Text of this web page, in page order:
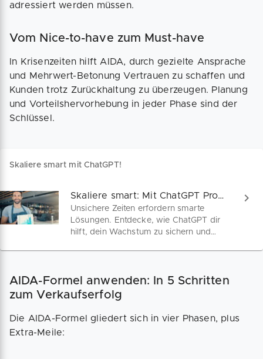
adressiert werden müssen.
Vom Nice-to-have zum Must-have
In Krisenzeiten hilft AIDA, durch gezielte Ansprache
und Mehrwert-Betonung Vertrauen zu schaffen und
Kunden trotz Zurückhaltung zu überzeugen. Planung
und Vorteilshervorhebung in jeder Phase sind der
Schlüssel.
Skaliere smart mit ChatGPT!
Skaliere smart: Mit ChatGPT Prompts zu mehr Wachstum
Unsichere Zeiten erfordern smarte
Lösungen. Entdecke, wie ChatGPT dir
hilft, dein Wachstum zu sichern und
Business wettbewerbsfähig
aufzustellen.
AIDA-Formel anwenden: In 5 Schritten
zum Verkaufserfolg
Die AIDA-Formel gliedert sich in vier Phasen, plus
Extra-Meile: